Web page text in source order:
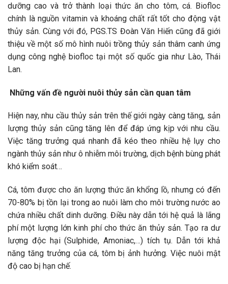
dưỡng cao và trở thành loại thức ăn cho tôm, cá. Biofloc
chính là nguồn vitamin và khoáng chất rất tốt cho động vật
thủy sản. Cùng với đó, PGS.TS Đoàn Văn Hiến cũng đã giới
thiệu về một số mô hình nuôi trồng thủy sản thâm canh ứng
dụng công nghệ biofloc tại một số quốc gia như Lào, Thái
Lan.
Những vấn đề người nuôi thủy sản cần quan tâm
Hiện nay, nhu cầu thủy sản trên thế giới ngày càng tăng, sản
lượng thủy sản cũng tăng lên để đáp ứng kịp với nhu cầu.
Việc tăng trưởng quá nhanh đã kéo theo nhiều hệ lụy cho
ngành thủy sản như ô nhiễm môi trường, dịch bệnh bùng phát
khó kiểm soát…
Cá, tôm được cho ăn lượng thức ăn khổng lồ, nhưng có đến
70-80% bị tồn lại trong ao nuôi làm cho môi trường nước ao
chứa nhiều chất dinh dưỡng. Điều này dẫn tới hệ quả là lãng
phí một lượng lớn kinh phí cho thức ăn thủy sản. Tạo ra dư
lượng độc hại (Sulphide, Amoniac,…) tích tụ. Dẫn tới khả
năng tăng trưởng của cá, tôm bị ảnh hưởng. Việc nuôi mật
độ cao bị hạn chế.